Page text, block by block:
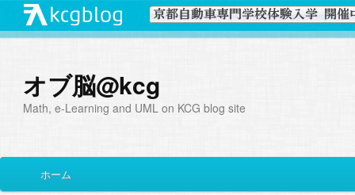
オブ脳@kcg
Math, e-Learning and UML on KCG blog site
イ
メ
サ
ホーム